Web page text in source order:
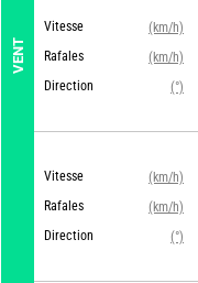
VENT
Vitesse
(km/h)
Rafales
(km/h)
Direction
(°)
Vitesse
(km/h)
Rafales
(km/h)
Direction
(°)